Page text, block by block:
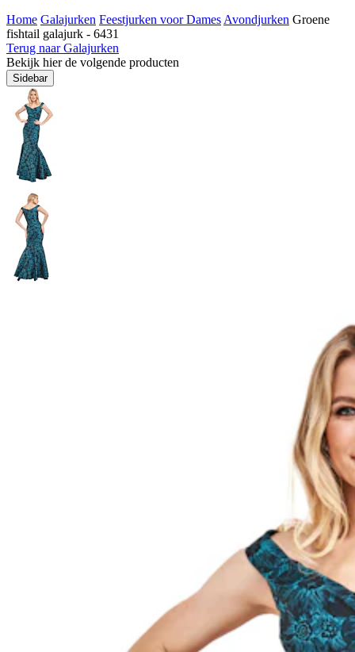
Home Galajurken Feestjurken voor Dames Avondjurken Groene
fishtail galajurk - 6431
Terug naar Galajurken
Bekijk hier de volgende producten
Sidebar